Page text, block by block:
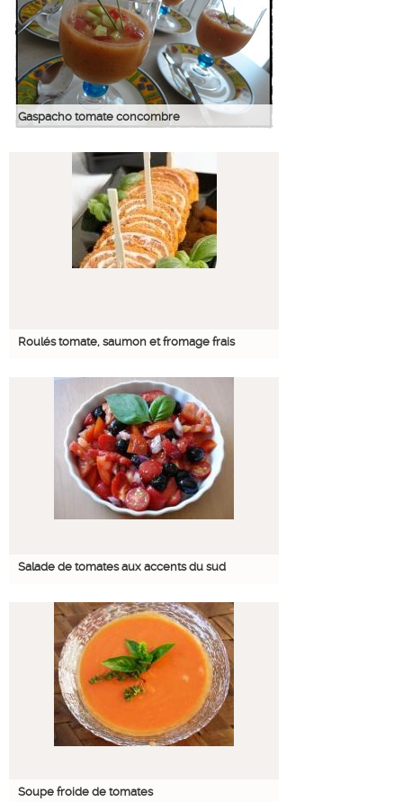
Gaspacho tomate concombre
Roulés tomate, saumon et fromage frais
Salade de tomates aux accents du sud
Soupe froide de tomates